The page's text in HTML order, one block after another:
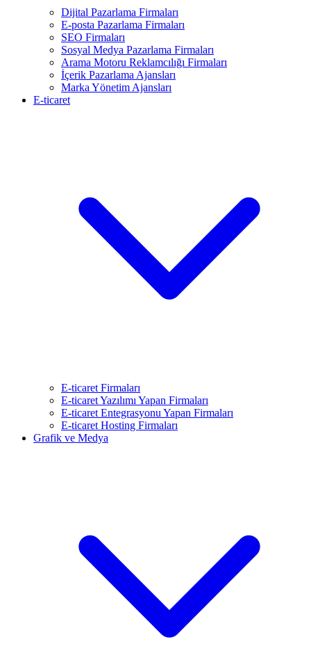
Dijital Pazarlama Firmaları
E-posta Pazarlama Firmaları
SEO Firmaları
Sosyal Medya Pazarlama Firmaları
Arama Motoru Reklamcılığı Firmaları
İçerik Pazarlama Ajansları
Marka Yönetim Ajansları
E-ticaret
E-ticaret Firmaları
E-ticaret Yazılımı Yapan Firmaları
E-ticaret Entegrasyonu Yapan Firmaları
E-ticaret Hosting Firmaları
Grafik ve Medya